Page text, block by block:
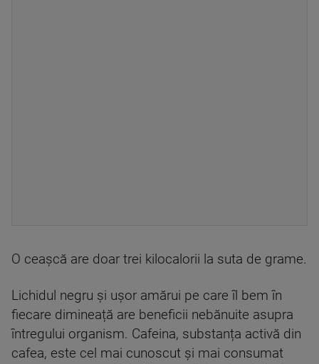
O ceașcă are doar trei kilocalorii la suta de grame.
Lichidul negru și ușor amărui pe care îl bem în
fiecare dimineață are beneficii nebănuite asupra
întregului organism. Cafeina, substanța activă din
cafea, este cel mai cunoscut și mai consumat